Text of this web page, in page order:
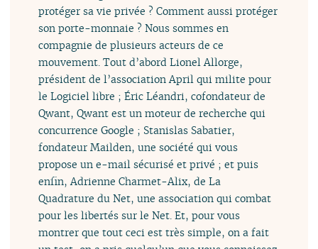
protéger sa vie privée ? Comment aussi protéger
son porte-monnaie ? Nous sommes en
compagnie de plusieurs acteurs de ce
mouvement. Tout d’abord Lionel Allorge,
président de l’association April qui milite pour
le Logiciel libre ; Éric Léandri, cofondateur de
Qwant, Qwant est un moteur de recherche qui
concurrence Google ; Stanislas Sabatier,
fondateur Mailden, une société qui vous
propose un e-mail sécurisé et privé ; et puis
enfin, Adrienne Charmet-Alix, de La
Quadrature du Net, une association qui combat
pour les libertés sur le Net. Et, pour vous
montrer que tout ceci est très simple, on a fait